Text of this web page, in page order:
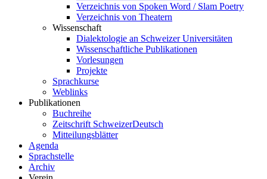
Verzeichnis von Spoken Word / Slam Poetry
Verzeichnis von Theatern
Wissenschaft
Dialektologie an Schweizer Universitäten
Wissenschaftliche Publikationen
Vorlesungen
Projekte
Sprachkurse
Weblinks
Publikationen
Buchreihe
Zeitschrift SchweizerDeutsch
Mitteilungsblätter
Agenda
Sprachstelle
Archiv